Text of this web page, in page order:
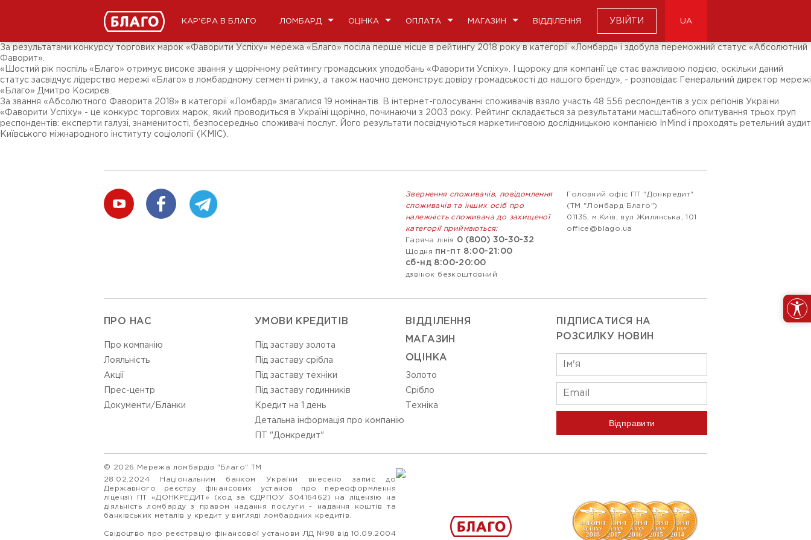
КАР'ЄРА В БЛАГО ЛОМБАРД ОЦІНКА ОПЛАТА МАГАЗИН ВІДДІЛЕННЯ УВІЙТИ UA
Підписники соц-мереж
За результатами конкурсу торгових марок «Фаворити Успіху» мережа «Благо» посіла перше місце в рейтингу 2018 року в категорії «Ломбард» і здобула переможний статус «Абсолютний
Фаворит».
«Шостий рік поспіль «Благо» отримує високе звання у щорічному рейтингу громадських уподобань «Фаворити Успіху». І щороку для компанії це стає важливою подією, оскільки даний
статус засвідчує лідерство мережі «Благо» в ломбардному сегменті ринку, а також наочно демонструє довіру громадськості до нашого бренду», - розповідає Генеральний директор мережі
«Благо» Дмитро Косирєв.
За звання «Абсолютного Фаворита 2018» в категорії «Ломбард» змагалися 19 номінантів. В інтернет-голосуванні споживачів взяло участь 48 556 респондентів з усіх регіонів України.
«Фаворити Успіху» - це конкурс торгових марок, який проводиться в Україні щорічно, починаючи з 2003 року. Рейтинг складається за результатами масштабного опитування трьох груп
респондентів: експерти галузі, знаменитості, безпосередньо споживачі послуг. Його результати посвідчуються маркетинговою дослідницькою компанією InMind і проходять ретельний аудит
Київського міжнародного інституту соціології (КМІС).
Звернення споживачів, повідомлення
споживачів та інших осіб про
належність споживача до захищеної
категорії приймаються:
Гаряча лінія
0 (800) 30-30-32
Щодня пн-пт 8:00-21:00
сб-нд 8:00-20:00
дзвінок безкоштовний
Головний офіс ПТ "Донкредит"
(ТМ "Ломбард Благо")
01135, м.Київ, вул Жилянська, 101
office@blago.ua
ПРО НАС
Про компанію
Лояльність
Акції
Прес-центр
Документи/Бланки
УМОВИ КРЕДИТІВ
Під заставу золота
Під заставу срібла
Під заставу техніки
Під заставу годинників
Кредит на 1 день
Детальна інформація про компанію
ПТ "Донкредит"
ВIДДIЛЕННЯ
МАГАЗИН
ОЦIНКА
Золото
Срiбло
Технiка
ПІДПИСАТИСЯ НА
РОЗСИЛКУ НОВИН
Відправити
© 2026 Мережа ломбардів "Благо" ТМ
28.02.2024 Національним банком України внесено запис до
Державного реєстру фінансових установ про переоформлення
ліцензії ПТ «ДОНКРЕДИТ» (код за ЄДРПОУ 30416462) на ліцензію на
діяльність ломбарду з правом надання послуги - надання коштів та
банківських металів у кредит у вигляді ломбардних кредитів.
Свідоцтво про реєстрацію фінансової установи ЛД №98 від 10.09.2004